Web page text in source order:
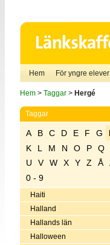
Hem För yngre elever
Hem> Taggar> Hergé
Taggar
A B C D E F G
K
L M N O P Q
U
V W X Y Z Å
0 - 9
Haiti
Halland
Hallands län
Halloween